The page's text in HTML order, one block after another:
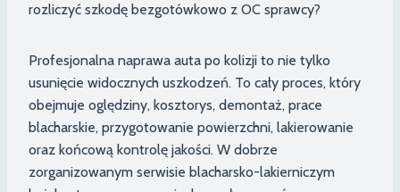
rozliczyć szkodę bezgotówkowo z OC sprawcy?
Profesjonalna naprawa auta po kolizji to nie tylko
usunięcie widocznych uszkodzeń. To cały proces, który
obejmuje oględziny, kosztorys, demontaż, prace
blacharskie, przygotowanie powierzchni, lakierowanie
oraz końcową kontrolę jakości. W dobrze
zorganizowanym serwisie blacharsko-lakierniczym